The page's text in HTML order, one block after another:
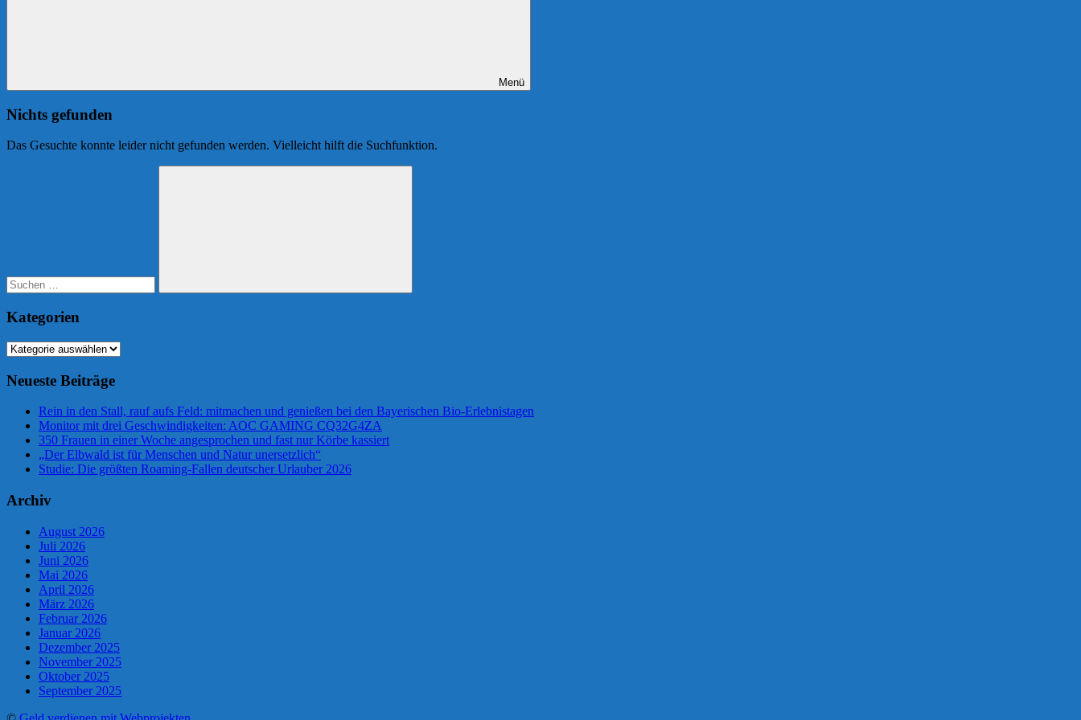
Menü
Nichts gefunden
Das Gesuchte konnte leider nicht gefunden werden. Vielleicht hilft die Suchfunktion.
Suchen
Kategorien
Kategorien
Neueste Beiträge
Rein in den Stall, rauf aufs Feld: mitmachen und genießen bei den Bayerischen Bio-Erlebnistagen
Monitor mit drei Geschwindigkeiten: AOC GAMING CQ32G4ZA
350 Frauen in einer Woche angesprochen und fast nur Körbe kassiert
„Der Elbwald ist für Menschen und Natur unersetzlich“
Studie: Die größten Roaming-Fallen deutscher Urlauber 2026
Archiv
August 2026
Juli 2026
Juni 2026
Mai 2026
April 2026
März 2026
Februar 2026
Januar 2026
Dezember 2025
November 2025
Oktober 2025
September 2025